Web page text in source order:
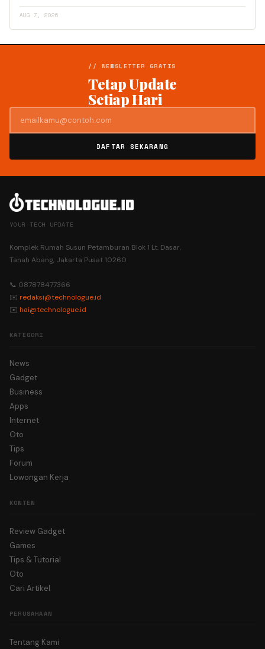
AUG 7, 2026
// NEWSLETTER GRATIS
Tetap Update
Setiap Hari
DAFTAR SEKARANG
YOUR TECH UPDATE
Komplek Rumah Susun Petamburan Blok 1 Lt. Dasar,
Tanah Abang, Jakarta Pusat 10260
📞 087878477366
✉️ redaksi@technologue.id
✉️ hai@technologue.id
KATEGORI
News
Gadget
Business
Apps
Internet
Oto
Tips
Forum
Lowongan Kerja
KONTEN
Review Gadget
Games
Tips & Tutorial
Oto
Cari Artikel
PERUSAHAAN
Tentang Kami